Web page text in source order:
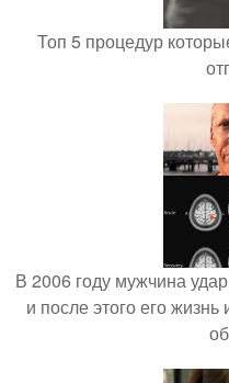
Топ 5 процедур
В 2006 году мужчина
и после этого его